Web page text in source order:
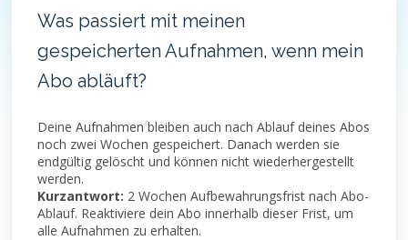
Was passiert mit meinen
gespeicherten Aufnahmen, wenn mein
Abo abläuft?
Deine Aufnahmen bleiben auch nach Ablauf deines Abos
noch zwei Wochen gespeichert. Danach werden sie
endgültig gelöscht und können nicht wiederhergestellt
werden.
Kurzantwort: 2 Wochen Aufbewahrungsfrist nach Abo-
Ablauf. Reaktiviere dein Abo innerhalb dieser Frist, um
alle Aufnahmen zu erhalten.